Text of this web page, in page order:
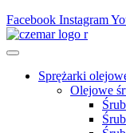
Facebook Instagram
Sprężarki
Olejowe